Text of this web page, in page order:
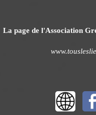
La page de l'Association